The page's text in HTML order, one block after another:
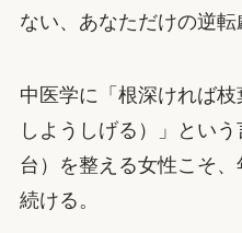
ない、あなただけの逆転
中医学に「根深ければ
しようしげる）」とい
台）を整える女性こそ
続ける。